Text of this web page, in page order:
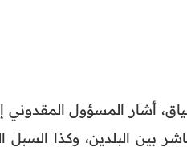
أشار المسؤول المقدوني
بين البلدين، وكذا السبل